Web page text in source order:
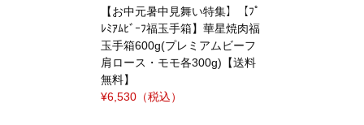
【お中元暑中見舞い特集】【ﾌﾟ
ﾚﾐｱﾑﾋﾞｰﾌ福玉手箱】華星焼肉福
玉手箱600g(プレミアムビーフ
肩ロース・モモ各300g)【送料
無料】
¥6,530 （税込）